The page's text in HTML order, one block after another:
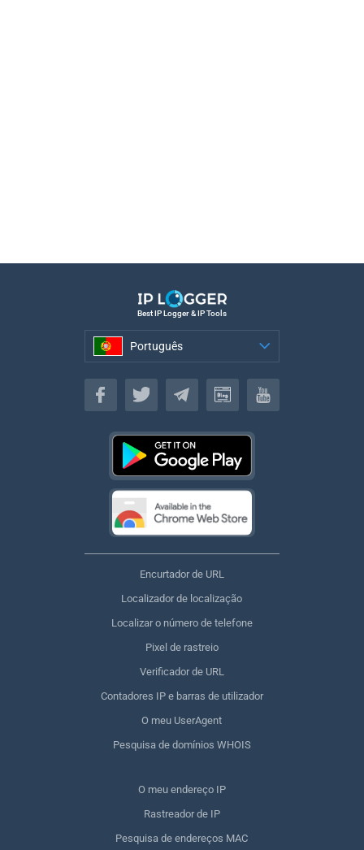
Best IP Logger & IP Tools
Português
Português
Encurtador de URL
Localizador de localização
Localizar o número de telefone
Pixel de rastreio
Verificador de URL
Contadores IP e barras de utilizador
O meu UserAgent
Pesquisa de domínios WHOIS
O meu endereço IP
Rastreador de IP
Pesquisa de endereços MAC